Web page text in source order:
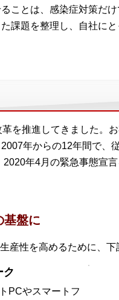
ことは、感染症対策だ
課題を整理し、自社に
を推進してきました。
年からの12年間で、
年4月の緊急事態宣
基盤に
性を高めるために、下
ク
PCやスマートフ